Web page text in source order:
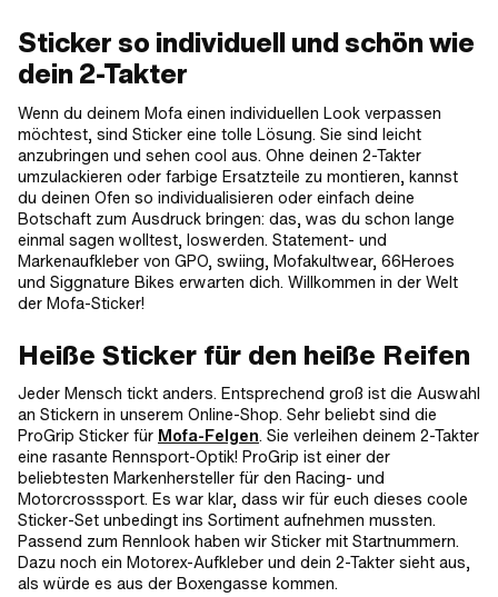
Sticker so individuell und schön wie
dein 2-Takter
Wenn du deinem Mofa einen individuellen Look verpassen
möchtest, sind Sticker eine tolle Lösung. Sie sind leicht
anzubringen und sehen cool aus. Ohne deinen 2-Takter
umzulackieren oder farbige Ersatzteile zu montieren, kannst
du deinen Ofen so individualisieren oder einfach deine
Botschaft zum Ausdruck bringen: das, was du schon lange
einmal sagen wolltest, loswerden. Statement- und
Markenaufkleber von GPO, swiing, Mofakultwear, 66Heroes
und Siggnature Bikes erwarten dich. Willkommen in der Welt
der Mofa-Sticker!
Heiße Sticker für den heiße Reifen
Jeder Mensch tickt anders. Entsprechend groß ist die Auswahl
an Stickern in unserem Online-Shop. Sehr beliebt sind die
ProGrip Sticker für Mofa-Felgen. Sie verleihen deinem 2-Takter
eine rasante Rennsport-Optik! ProGrip ist einer der
beliebtesten Markenhersteller für den Racing- und
Motorcrosssport. Es war klar, dass wir für euch dieses coole
Sticker-Set unbedingt ins Sortiment aufnehmen mussten.
Passend zum Rennlook haben wir Sticker mit Startnummern.
Dazu noch ein Motorex-Aufkleber und dein 2-Takter sieht aus,
als würde es aus der Boxengasse kommen.